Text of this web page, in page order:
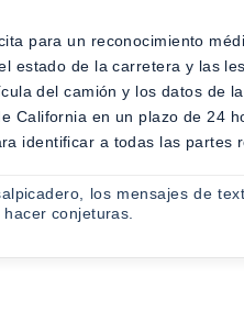
para un reconocimiento
estado de la carretera y las
del camión y los datos de la
California en un plazo de 24
identificar a todas las partes
los mensajes de
conjeturas.